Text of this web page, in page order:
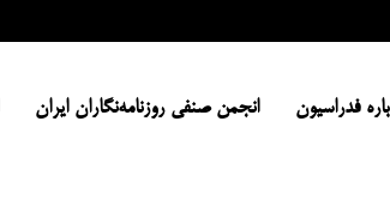
فدراسیون انجمن صنفی روزنامه‌نگاران ایران